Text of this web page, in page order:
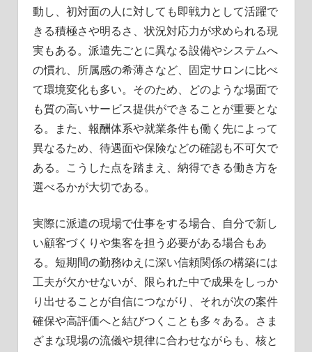
動し、初対面の人に対しても即戦力として活躍で
きる積極さや明るさ、状況対応力が求められる現
実もある。派遣先ごとに異なる設備やシステムへ
の慣れ、所属感の希薄さなど、固定サロンに比べ
て環境変化も多い。そのため、どのような場面で
も質の高いサービス提供ができることが重要とな
る。また、報酬体系や就業条件も働く先によって
異なるため、待遇面や保険などの確認も不可欠で
ある。こうした点を踏まえ、納得できる働き方を
選べるかが大切である。
実際に派遣の現場で仕事をする場合、自分で新し
い顧客づくりや集客を担う必要がある場合もあ
る。短期間の勤務ゆえに深い信頼関係の構築には
工夫が欠かせないが、限られた中で成果をしっか
り出せることが自信につながり、それが次の案件
確保や高評価へと結びつくことも多々ある。さま
ざまな現場の流儀や規律に合わせながらも、核と